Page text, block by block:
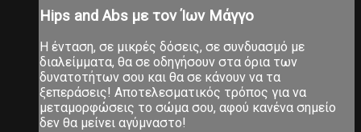
Hips and Abs με τον Ίων Μάγγο
Η ένταση, σε μικρές δόσεις, σε συνδυασμό με
διαλείμματα, θα σε οδηγήσουν στα όρια των
δυνατοτήτων σου και θα σε κάνουν να τα
ξεπεράσεις! Αποτελεσματικός τρόπος για να
μεταμορφώσεις το σώμα σου, αφού κανένα σημείο
δεν θα μείνει αγύμναστο!